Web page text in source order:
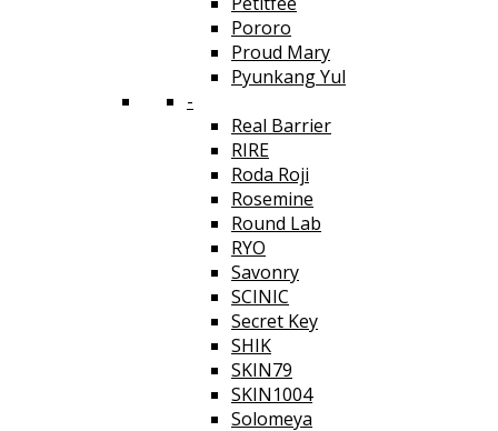
Pororo
Proud Mary
Pyunkang Yul
-
Real Barrier
RIRE
Roda Roji
Rosemine
Round Lab
RYO
Savonry
SCINIC
Secret Key
SHIK
SKIN79
SKIN1004
Solomeya